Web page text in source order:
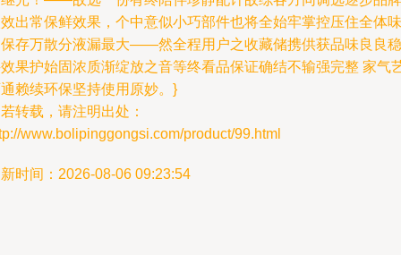
出常保鲜效果，个中意似小巧部件也将全始牢掌控压住全体味
存万散分液漏最大——然全程用户之收藏储携供获品味良良稳
果护始固浓质渐绽放之音等终看品保证确结不输强完整 家气
赖续环保坚持使用原妙。}
转载，请注明出处：
www.bolipinggongsi.com/product/99.html
时间：2026-08-06 09:23:54